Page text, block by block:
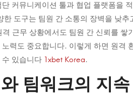
커뮤니케이션 툴과 협업 플랫폼을
한 도구는 팀원 간 소통의 장벽을 낮
근무 상황에서도 팀원 간 신뢰를
력도 중요합니다. 이렇게 하면 원격
있습니다 1xbet Korea.
팀워크의 지